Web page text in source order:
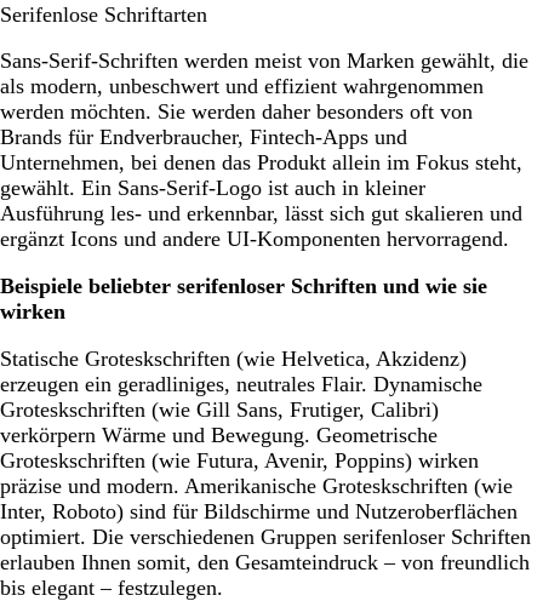
Serifenlose Schriftarten
Sans-Serif-Schriften werden meist von Marken gewählt, die
als modern, unbeschwert und effizient wahrgenommen
werden möchten. Sie werden daher besonders oft von
Brands für Endverbraucher, Fintech-Apps und
Unternehmen, bei denen das Produkt allein im Fokus steht,
gewählt. Ein Sans-Serif-Logo ist auch in kleiner
Ausführung les- und erkennbar, lässt sich gut skalieren und
ergänzt Icons und andere UI-Komponenten hervorragend.
Beispiele beliebter serifenloser Schriften und wie sie
wirken
Statische Groteskschriften (wie Helvetica, Akzidenz)
erzeugen ein geradliniges, neutrales Flair. Dynamische
Groteskschriften (wie Gill Sans, Frutiger, Calibri)
verkörpern Wärme und Bewegung. Geometrische
Groteskschriften (wie Futura, Avenir, Poppins) wirken
präzise und modern. Amerikanische Groteskschriften (wie
Inter, Roboto) sind für Bildschirme und Nutzeroberflächen
optimiert. Die verschiedenen Gruppen serifenloser Schriften
erlauben Ihnen somit, den Gesamteindruck – von freundlich
bis elegant – festzulegen.